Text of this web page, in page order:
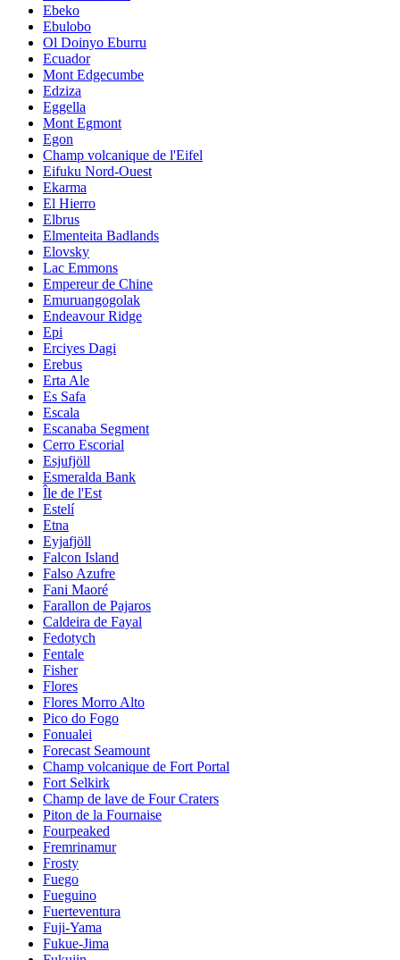
Ebeko
Ebulobo
Ol Doinyo Eburru
Ecuador
Mont Edgecumbe
Edziza
Eggella
Mont Egmont
Egon
Champ volcanique de l'Eifel
Eifuku Nord-Ouest
Ekarma
El Hierro
Elbrus
Elmenteita Badlands
Elovsky
Lac Emmons
Empereur de Chine
Emuruangogolak
Endeavour Ridge
Epi
Erciyes Dagi
Erebus
Erta Ale
Es Safa
Escala
Escanaba Segment
Cerro Escorial
Esjufjöll
Esmeralda Bank
Île de l'Est
Estelí
Etna
Eyjafjöll
Falcon Island
Falso Azufre
Fani Maoré
Farallon de Pajaros
Caldeira de Fayal
Fedotych
Fentale
Fisher
Flores
Flores Morro Alto
Pico do Fogo
Fonualei
Forecast Seamount
Champ volcanique de Fort Portal
Fort Selkirk
Champ de lave de Four Craters
Piton de la Fournaise
Fourpeaked
Fremrinamur
Frosty
Fuego
Fueguino
Fuerteventura
Fuji-Yama
Fukue-Jima